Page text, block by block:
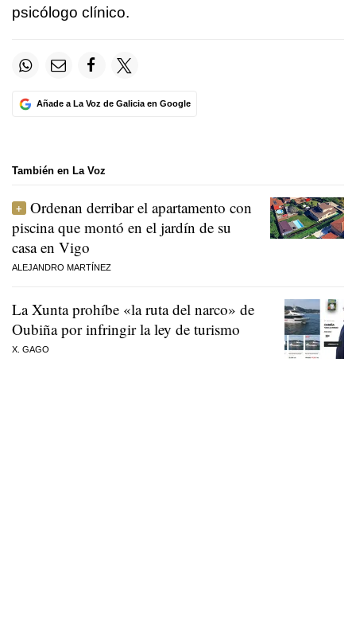
psicólogo clínico.
Añade a La Voz de Galicia en Google
También en La Voz
Ordenan derribar el apartamento con
piscina que montó en el jardín de su
casa en Vigo
ALEJANDRO MARTÍNEZ
La Xunta prohíbe «la ruta del narco» de
Oubiña por infringir la ley de turismo
X. GAGO